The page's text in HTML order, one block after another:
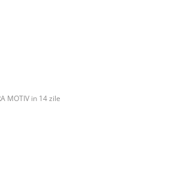
MOTIV in 14 zile